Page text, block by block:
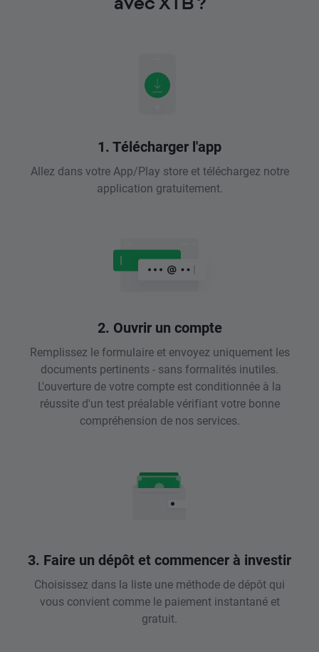
1. Télécharger l'app
Allez dans votre App/Play store et téléchargez notre
application gratuitement.
2. Ouvrir un compte
Remplissez le formulaire et envoyez uniquement les
documents pertinents - sans formalités inutiles.
L'ouverture de votre compte est conditionnée à la
réussite d'un test préalable vérifiant votre bonne
compréhension de nos services.
3. Faire un dépôt et commencer à investir
Choisissez dans la liste une méthode de dépôt qui
vous convient comme le paiement instantané et
gratuit.